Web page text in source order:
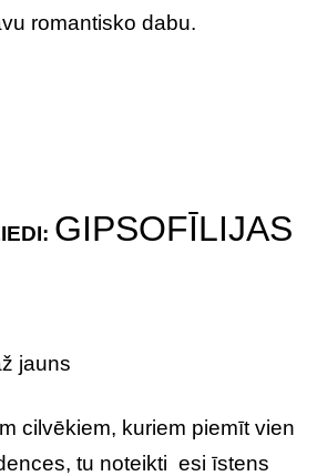
romantisko dabu.
GIPSOFĪLIJAS
jauns
cilvēkiem, kuriem piemīt vien
tu noteikti esi īstens